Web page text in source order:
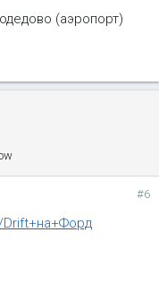
(аэропорт)
#6